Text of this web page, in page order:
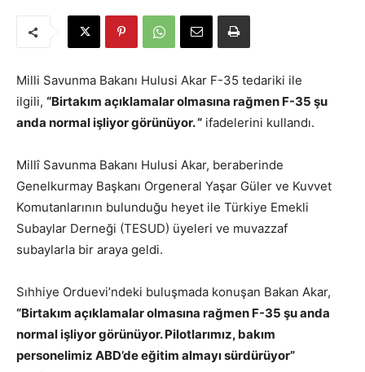
Milli Savunma Bakanı Hulusi Akar F-35 tedariki ile
ilgili, “Birtakım açıklamalar olmasına rağmen F-35 şu
anda normal işliyor görünüyor. “ ifadelerini kullandı.
Millî Savunma Bakanı Hulusi Akar, beraberinde
Genelkurmay Başkanı Orgeneral Yaşar Güler ve Kuvvet
Komutanlarının bulunduğu heyet ile Türkiye Emekli
Subaylar Derneği (TESUD) üyeleri ve muvazzaf
subaylarla bir araya geldi.
Sıhhiye Orduevi’ndeki buluşmada konuşan Bakan Akar,
“Birtakım açıklamalar olmasına rağmen F-35 şu anda
normal işliyor görünüyor. Pilotlarımız, bakım
personelimiz ABD’de eğitim almayı sürdürüyor”